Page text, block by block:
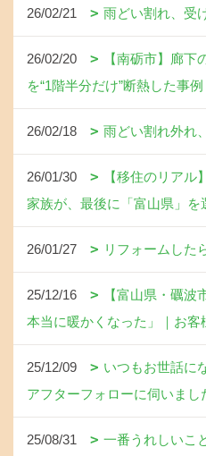
26/02/21 雨どい割れ、受
26/02/20
【南砺市】廊下
を“1階半分だけ”断熱した事例
26/02/18 雨どい割れ外れ
26/01/30
【移住のリア
家族が、最後に「富山県」を
26/01/27 リフォームした
25/12/16
【富山県・礪
本当に暖かくなった」｜お
25/12/09
いつもお世話に
アフターフォローに伺いまし
25/08/31 一番うれしいこ